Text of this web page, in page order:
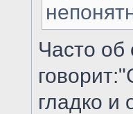
Часто об
гладко и